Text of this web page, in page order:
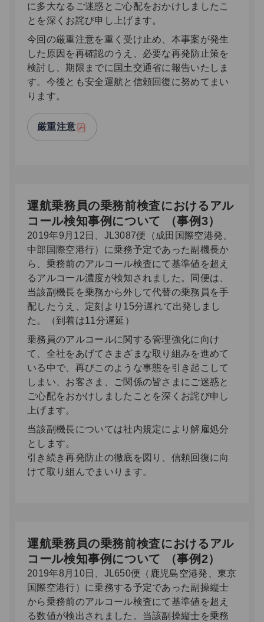
に多大なるご迷惑とご心配をおかけしましたこ
とを深くお詫び申し上げます。
今回の厳重注意を重く受け止め、本事案が発生
した原因を再確認のうえ、必要な再発防止策を
検討し、期限までに国土交通省に報告いたしま
す。今後とも安全運航と信頼回復に努めてまい
ります。
厳重注意
運航乗務員の乗務前検査におけるアル
コール検知事例について （事例3）
2019年9月12日、JL3087便（成田国際空港発、
中部国際空港行）に乗務予定であった副機長か
ら、乗務前のアルコール検査にて基準値を超え
るアルコール濃度が検知されました。同便は、
当該副機長を乗務から外して代替の乗務員を手
配したうえ、定刻より15分遅れて出発しまし
た。（到着は11分遅延）
乗務員のアルコールに関する管理強化に向け
て、全社をあげてさまざまな取り組みを進めて
いる中で、再びこのような事態を引き起こして
しまい、お客さま、ご関係の皆さまにご迷惑と
ご心配をおかけしましたことを深くお詫び申し
上げます。
当該副機長については社内規定により解雇処分
とします。
引き続き再発防止の徹底を図り、信頼回復に向
けて取り組んでまいります。
運航乗務員の乗務前検査におけるアル
コール検知事例について （事例2）
2019年8月10日、JL650便（鹿児島空港発、東京
国際空港行）に乗務する予定であった副操縦士
から乗務前のアルコール検査にて基準値を超え
る数値が検出されました。当該副操縦士を乗務